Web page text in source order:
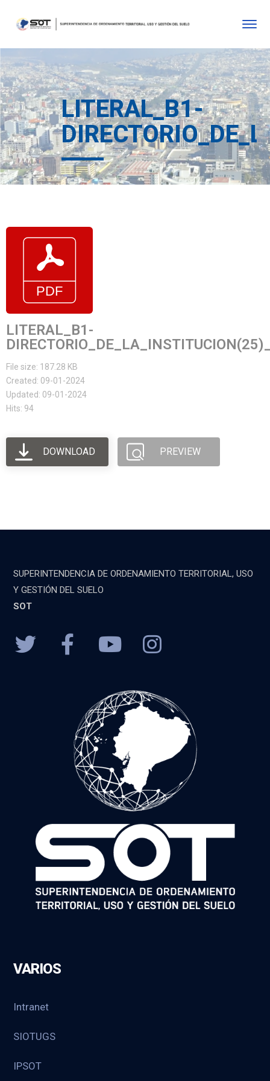
LITERAL_B1-
LITERAL_B1-
File size: 187.28 KB
Created: 09-01-2024
Updated: 09-01-2024
Hits: 94
DOWNLOAD PREVIEW
SUPERINTENDENCIA DE ORDENAMIENTO TERRITORIAL, USO
Y GESTIÓN DEL SUELO
SOT
VARIOS
Intranet
SIOTUGS
IPSOT